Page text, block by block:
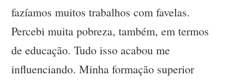
fazíamos muitos trabalhos com favelas.
Percebi muita pobreza, também, em termos
de educação. Tudo isso acabou me
influenciando. Minha formação superior